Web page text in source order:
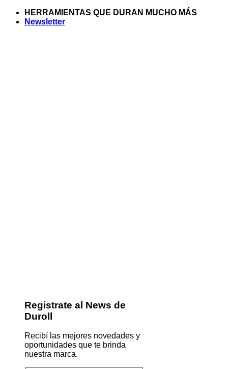
Saltar
HERRAMIENTAS QUE DURAN MUCHO MÁS
Newsletter
Registrate al News de
Duroll
Recibí las mejores novedades y
oportunidades que te brinda
nuestra marca.